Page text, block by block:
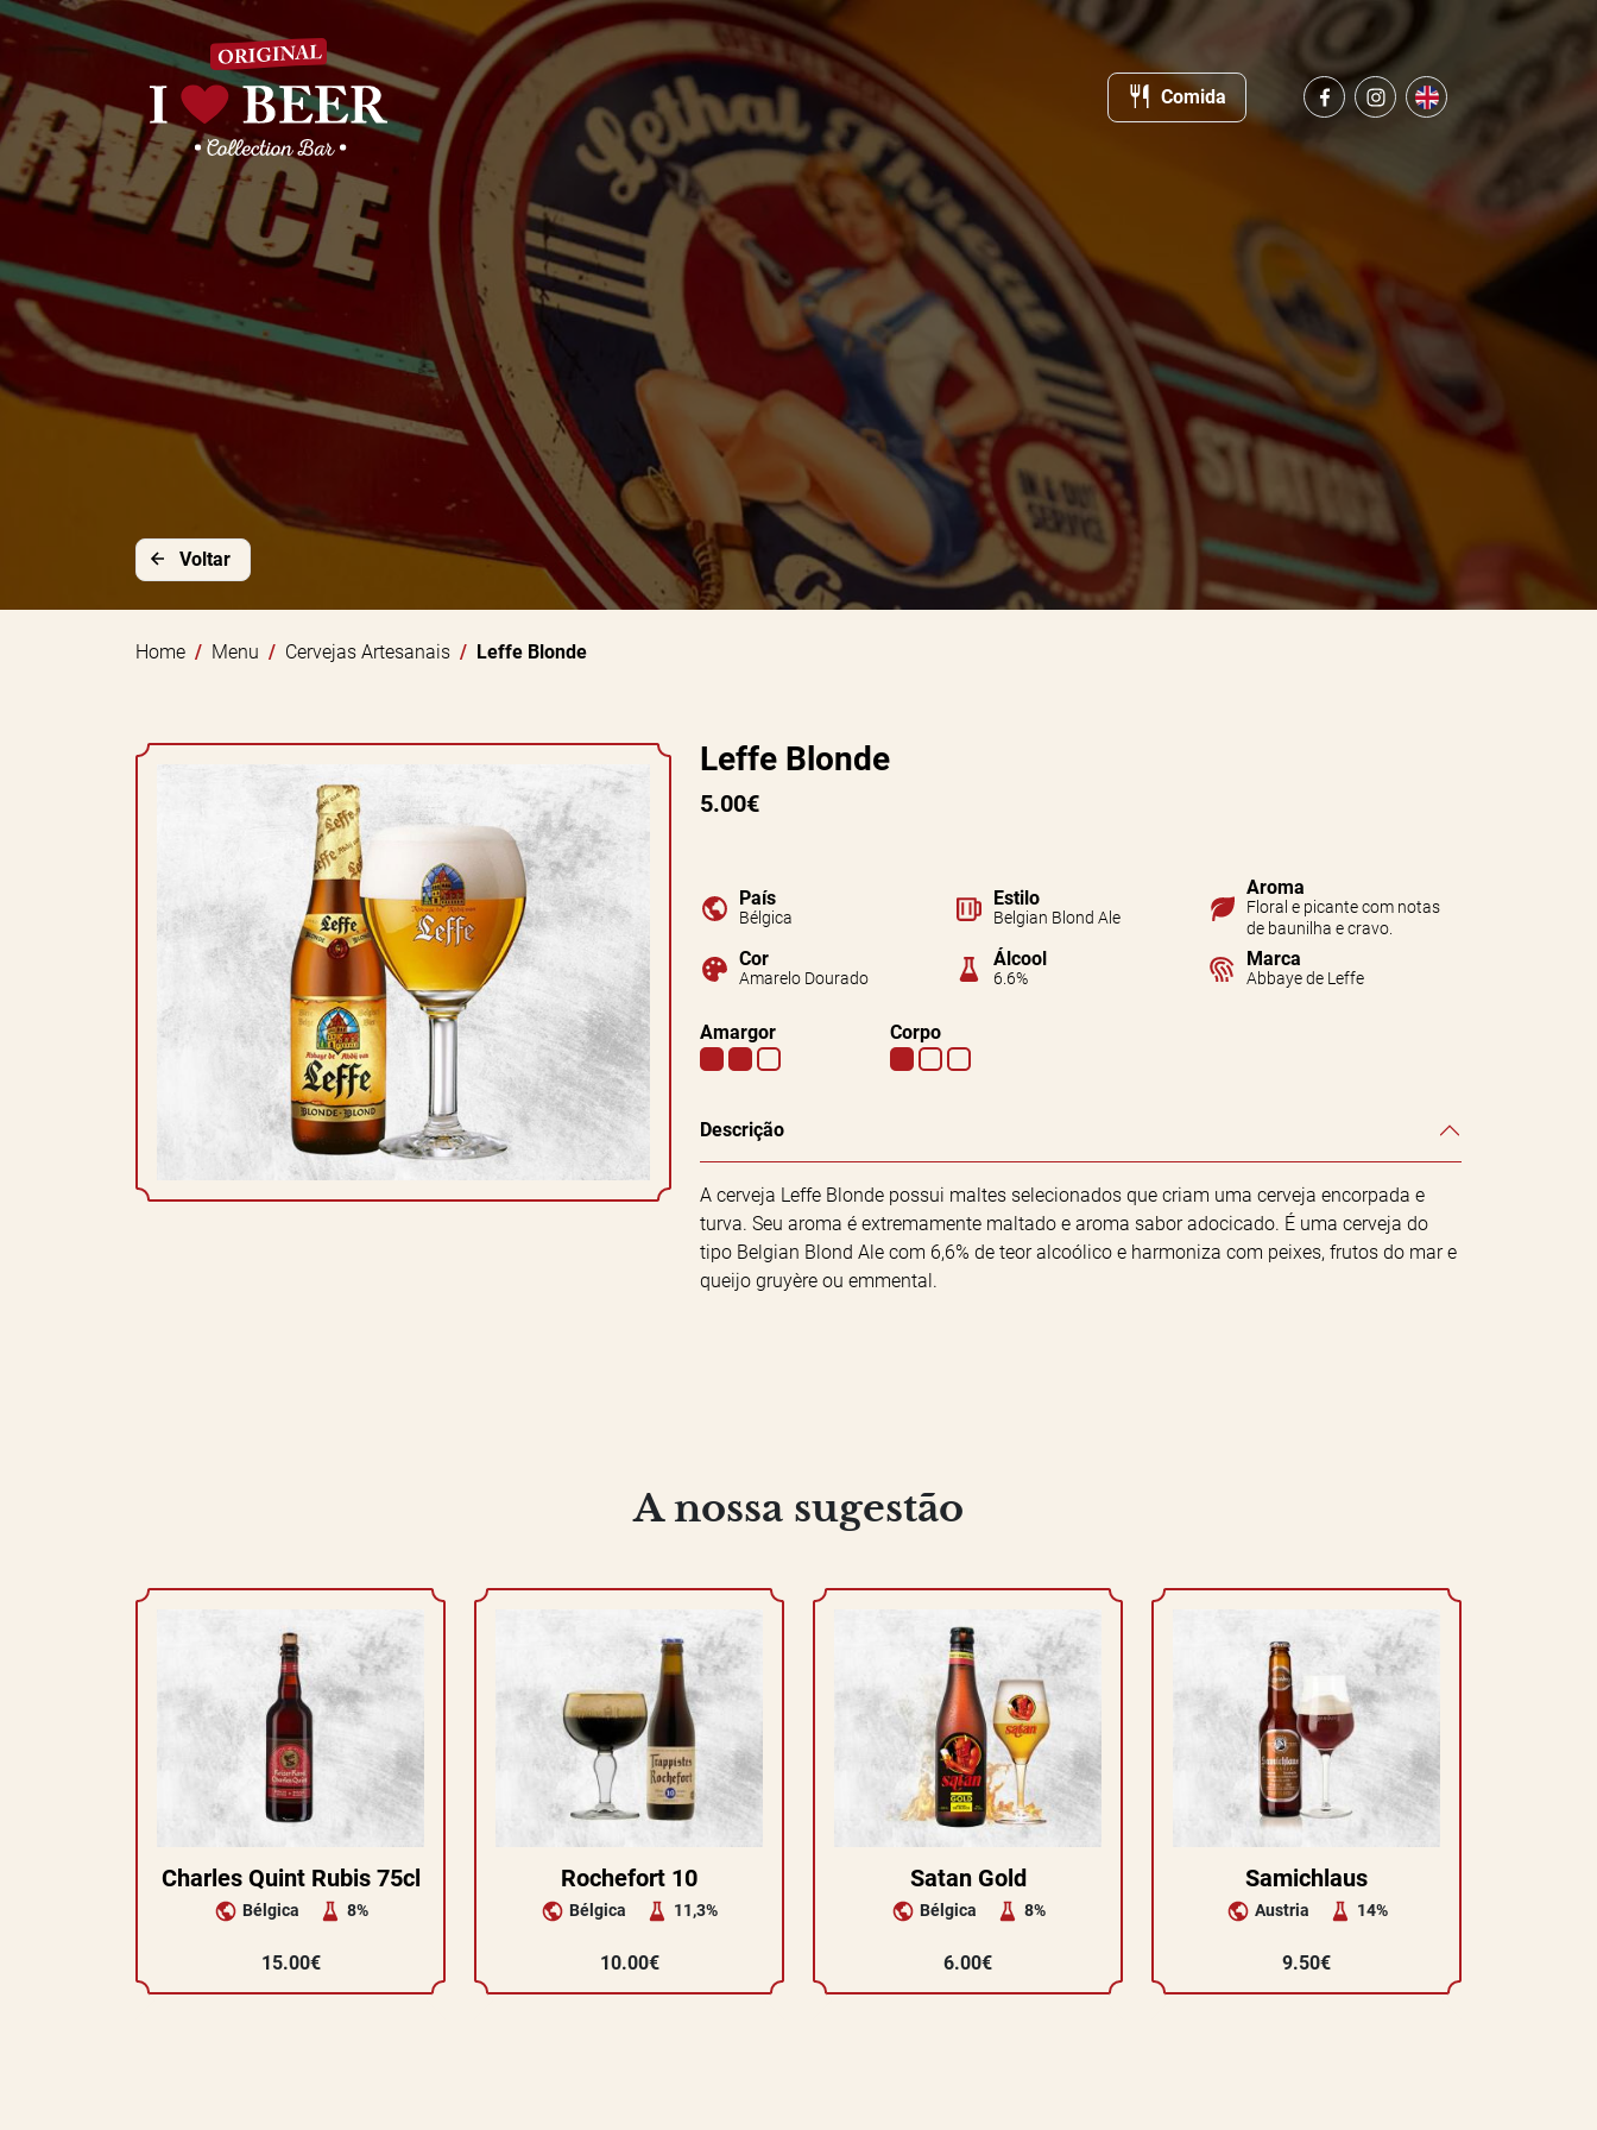
Comida
Voltar
Home Menu Cervejas Artesanais Leffe Blonde
Leffe Blonde
5.00€
País
Bélgica
Estilo
Belgian Blond Ale
Aroma
Floral e picante com notas
de baunilha e cravo.
Cor
Amarelo Dourado
Álcool
6.6%
Marca
Abbaye de Leffe
Amargor Corpo
Descrição
A cerveja Leffe Blonde possui maltes selecionados que criam uma cerveja encorpada e
turva. Seu aroma é extremamente maltado e aroma sabor adocicado. É uma cerveja do
tipo Belgian Blond Ale com 6,6% de teor alcoólico e harmoniza com peixes, frutos do mar e
queijo gruyère ou emmental.
A nossa sugestão
Charles Quint Rubis 75cl
Bélgica 8%
15.00€
Rochefort 10
Bélgica 11,3%
10.00€
Satan Gold
Bélgica 8%
6.00€
Samichlaus
Austria 14%
9.50€